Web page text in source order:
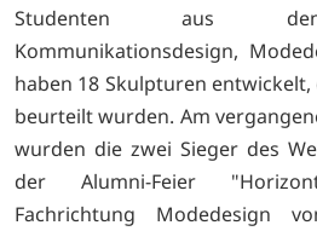
Studenten aus den
Kommunikationsdesign,
haben 18 Skulpturen
beurteilt wurden. Am
wurden die zwei Sieger des
der Alumni-Feier
Fachrichtung Modedesign